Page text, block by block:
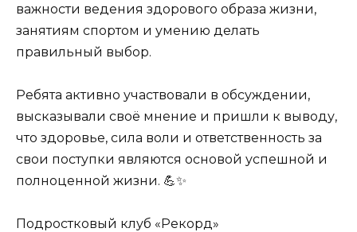
важности ведения здорового образа жизни,
занятиям спортом и умению делать
правильный выбор.
Ребята активно участвовали в обсуждении,
высказывали своё мнение и пришли к выводу,
что здоровье, сила воли и ответственность за
свои поступки являются основой успешной и
полноценной жизни. 💪✨
Подростковый клуб «Рекорд»